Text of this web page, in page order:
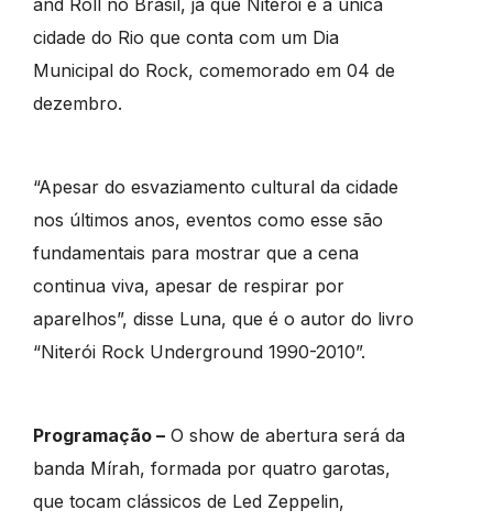
cidade do Rio que conta com um Dia
Municipal do Rock, comemorado em 04 de
dezembro.
“Apesar do esvaziamento cultural da cidade
nos últimos anos, eventos como esse são
fundamentais para mostrar que a cena
continua viva, apesar de respirar por
aparelhos”, disse Luna, que é o autor do livro
“Niterói Rock Underground 1990-2010”.
Programação –O show de abertura será da
banda Mírah, formada por quatro garotas,
que tocam clássicos de Led Zeppelin,